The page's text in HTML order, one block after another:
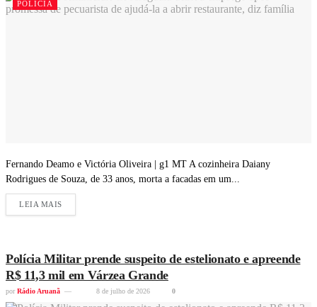
POLÍCIA
Fernando Deamo e Victória Oliveira | g1 MT A cozinheira Daiany
Rodrigues de Souza, de 33 anos, morta a facadas em um...
LEIA MAIS
Polícia Militar prende suspeito de estelionato e apreende
R$ 11,3 mil em Várzea Grande
por Rádio Aruanã 8 de julho de 2026 0